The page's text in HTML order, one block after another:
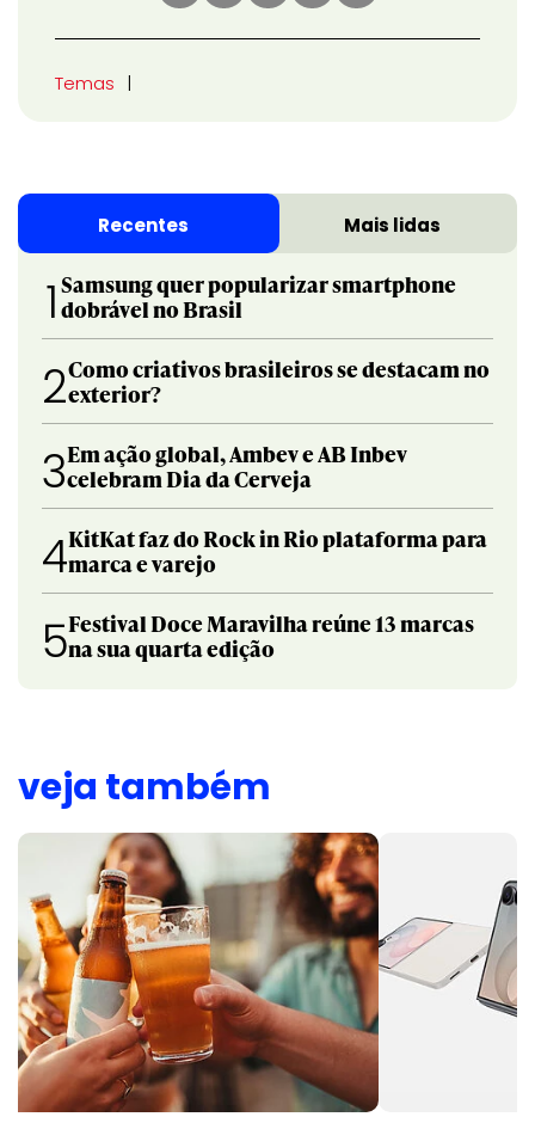
Temas
Recentes Mais lidas
1 Samsung quer popularizar smartphone
dobrável no Brasil
2Como criativos brasileiros se destacam no
exterior?
3Em ação global, Ambev e AB Inbev
celebram Dia da Cerveja
4KitKat faz do Rock in Rio plataforma para
marca e varejo
5Festival Doce Maravilha reúne 13 marcas
na sua quarta edição
veja também